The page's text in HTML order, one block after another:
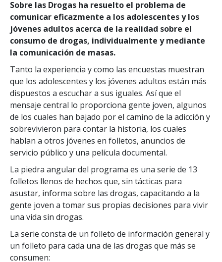
Sobre las Drogas ha resuelto el problema de
comunicar eficazmente a los adolescentes y los
jóvenes adultos acerca de la realidad sobre el
consumo de drogas, individualmente y mediante
la comunicación de masas.
Tanto la experiencia y como las encuestas muestran
que los adolescentes y los jóvenes adultos están más
dispuestos a escuchar a sus iguales. Así que el
mensaje central lo proporciona gente joven, algunos
de los cuales han bajado por el camino de la adicción y
sobrevivieron para contar la historia, los cuales
hablan a otros jóvenes en folletos, anuncios de
servicio público y una película documental.
La piedra angular del programa es una serie de 13
folletos llenos de hechos que, sin tácticas para
asustar, informa sobre las drogas, capacitando a la
gente joven a tomar sus propias decisiones para vivir
una vida sin drogas.
La serie consta de un folleto de información general y
un folleto para cada una de las drogas que más se
consumen: